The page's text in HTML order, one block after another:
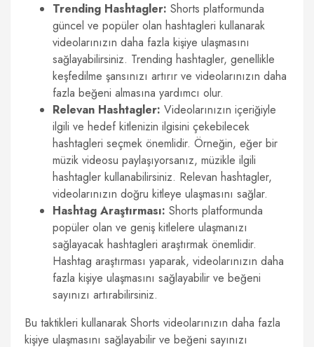
Trending Hashtagler: Shorts platformunda
güncel ve popüler olan hashtagleri kullanarak
videolarınızın daha fazla kişiye ulaşmasını
sağlayabilirsiniz. Trending hashtagler, genellikle
keşfedilme şansınızı artırır ve videolarınızın daha
fazla beğeni almasına yardımcı olur.
Relevan Hashtagler: Videolarınızın içeriğiyle
ilgili ve hedef kitlenizin ilgisini çekebilecek
hashtagleri seçmek önemlidir. Örneğin, eğer bir
müzik videosu paylaşıyorsanız, müzikle ilgili
hashtagler kullanabilirsiniz. Relevan hashtagler,
videolarınızın doğru kitleye ulaşmasını sağlar.
Hashtag Araştırması: Shorts platformunda
popüler olan ve geniş kitlelere ulaşmanızı
sağlayacak hashtagleri araştırmak önemlidir.
Hashtag araştırması yaparak, videolarınızın daha
fazla kişiye ulaşmasını sağlayabilir ve beğeni
sayınızı artırabilirsiniz.
Bu taktikleri kullanarak Shorts videolarınızın daha fazla
kişiye ulaşmasını sağlayabilir ve beğeni sayınızı